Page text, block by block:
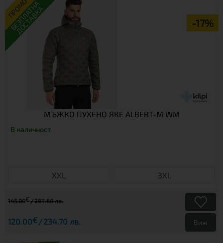
ПРОМО
-17%
БЕЗПЛАТНА
ДОСТАВКА
МЪЖКО ПУХЕНО ЯКЕ ALBERT-M WM
В наличност
XXL 3XL
145.00€ 283.60 лв.
120.00€ 234.70 лв. Виж